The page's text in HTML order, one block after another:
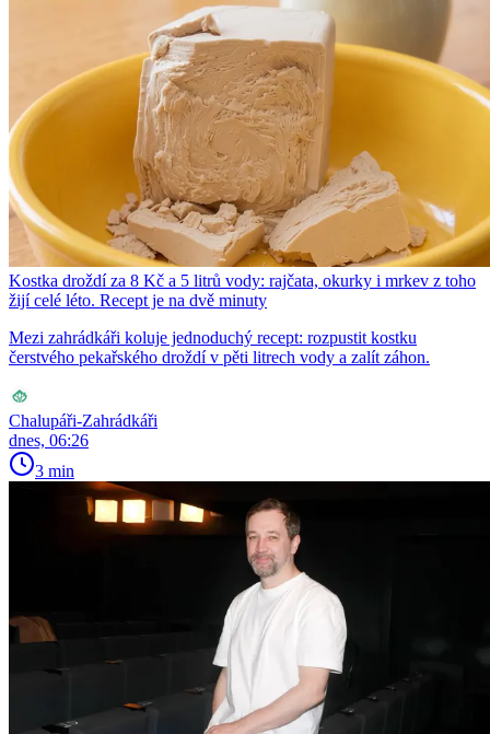
Kostka droždí za 8 Kč a 5 litrů vody: rajčata, okurky i mrkev z toho
žijí celé léto. Recept je na dvě minuty
Mezi zahrádkáři koluje jednoduchý recept: rozpustit kostku
čerstvého pekařského droždí v pěti litrech vody a zalít záhon.
Chalupáři-Zahrádkáři
dnes, 06:26
3 min